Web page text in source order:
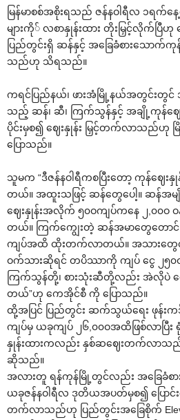
မြန်မာစစ်အစိုးရသည် ဇန်နဝါရီလ ၁ရက်‌
များကို် လစာနှုန်းထား တိုးမြှင့်လိုက်ပြီဟု ‌က
ပြည်တွင်းရှိ ဆန်နှင့် အ‌ခြေခံစား‌သောက်ကု
သည်ဟု သိရသည်။
ကရင်ပြည်နယ်၊ ဖားအံမြို့နယ်အတွင်းတွင် အ‌ခ
သည့် ဆန်၊ ဆီ၊ ကြက်သွန်နှင့် အချို့ကုန်‌ဈေ
ပိုင်းမှစ၍ ‌ဈေးနှုန်း မြှင့်တက်လာသည်
‌ပြောသည်။
သူမက “ဒီဇန်နဝါရီကစပြီး‌တော့ ကုန်‌ဈေ
တယ်။ အထူးသဖြင့် ဆန်‌တွေ‌ပေါ့။ ဆန်အမျို
ဈေးနှုန်းအလိုက် ၅၀ဝကျပ်က‌နေ ၂,၀၀ဝ
တယ်။ ကြက်‌ကျွေးတဲ့ ဆန်အမာ‌တွေ‌တော
ကျပ်အထိ ထိုးတက်လာတယ်။ အသား‌တွ
ဝက်သားဆိုရင် တပိဿာကို ကျပ် ‌ငွေ ၂၅၀
ကြက်သွန်တို့၊ စားသုံးဆီတို့လည်း အဲလိုပဲ
တယ်”ဟု ‌ကေအိုင်စီ ကို ‌ပြောသည်။
ထို့အပြင် ပြည်တွင်း ဆက်သွယ်‌ရေး ဖုန်း
ကျပ်မှ ယခုကျပ် ၂၆,၀၀ဝအထိဖြစ်လာပြီး ရုံ
နှုန်းထားကလည်း နှစ်ဆ‌ဈေးတက်လာသ
ဆိုသည်။
အလားတူ ရန်ကုန်မြို့တွင်လည်း အ‌ခြေခံစ
ယခုဇန်နဝါရီလ ဒုတိယအပတ်မှစ၍ ‌ပြောင်း
တက်လာသည်ဟု ပြည်တွင်းအ‌ခြေစိုက်